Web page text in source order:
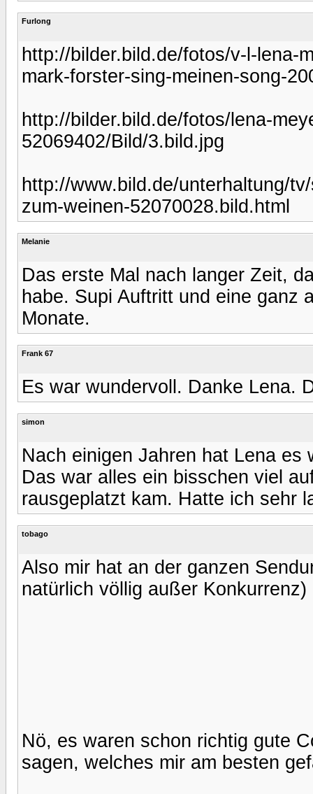
Furlong
http://bilder.bild.de/fotos/v-l-lena-
mark-forster-sing-meinen-song-
http://bilder.bild.de/fotos/lena-
52069402/Bild/3.bild.jpg
http://www.bild.de/unterhaltung/
zum-weinen-52070028.bild.html
Melanie
Das erste Mal nach langer Zeit,
habe. Supi Auftritt und eine ganz
Monate.
Frank 67
Es war wundervoll. Danke Lena.
simon
Nach einigen Jahren hat Lena
Das war alles ein bisschen viel
rausgeplatzt kam. Hatte ich sehr
tobago
Also mir hat an der ganzen
natürlich völlig außer
Nö, es waren schon richtig gute
sagen, welches mir am besten